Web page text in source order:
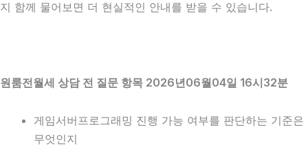
지 함께 물어보면 더 현실적인 안내를 받을 수 있습니다.
원룸전월세 상담 전 질문 항목 2026년06월04일 16시32분
게임서버프로그래밍 진행 가능 여부를 판단하는 기준은
무엇인지